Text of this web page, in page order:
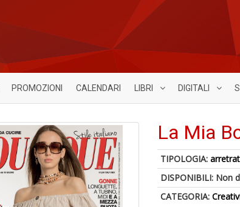
PROMOZIONI CALENDARI LIBRI DIGITALI
La Mia
TIPOLOGIA:
DISPONIBILI: Non
CATEGORIA: